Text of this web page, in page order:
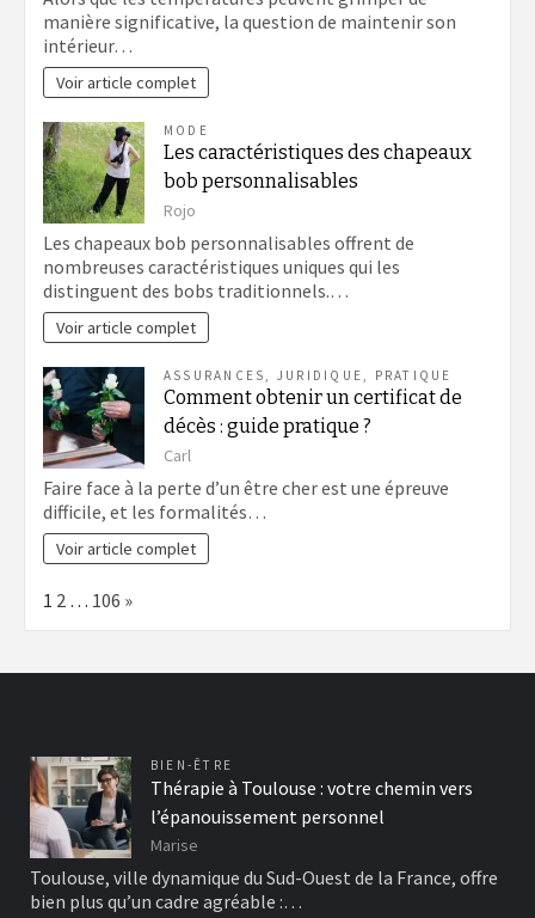
manière significative, la question de maintenir son
intérieur…
Voir article complet
MODE
Les caractéristiques des chapeaux
bob personnalisables
Rojo
Les chapeaux bob personnalisables offrent de
nombreuses caractéristiques uniques qui les
distinguent des bobs traditionnels.…
Voir article complet
ASSURANCES, JURIDIQUE, PRATIQUE
Comment obtenir un certificat de
décès : guide pratique ?
Carl
Faire face à la perte d’un être cher est une épreuve
difficile, et les formalités…
Voir article complet
Page:
1 2 … 106 Next
»
BIEN-ÊTRE
Thérapie à Toulouse : votre chemin vers
l’épanouissement personnel
Marise
Toulouse, ville dynamique du Sud-Ouest de la France, offre
bien plus qu’un cadre agréable :…